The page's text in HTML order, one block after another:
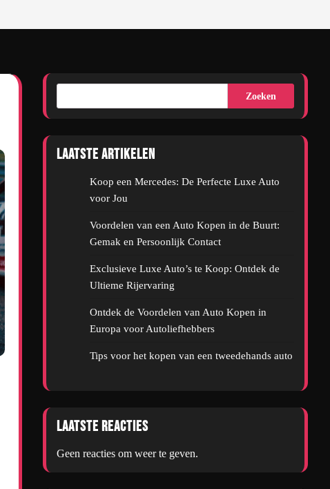
Zoeken
Laatste artikelen
Koop een Mercedes: De Perfecte Luxe Auto
voor Jou
Voordelen van een Auto Kopen in de Buurt:
Gemak en Persoonlijk Contact
Exclusieve Luxe Auto’s te Koop: Ontdek de
Ultieme Rijervaring
Ontdek de Voordelen van Auto Kopen in
Europa voor Autoliefhebbers
Tips voor het kopen van een tweedehands auto
Laatste reacties
Geen reacties om weer te geven.